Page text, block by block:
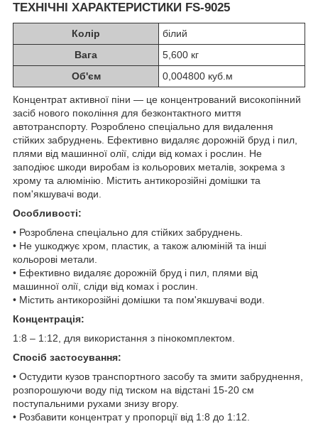
ТЕХНІЧНІ ХАРАКТЕРИСТИКИ FS-9025
Колір
білий
Вага
5,600 кг
Об'єм
0,004800 куб.м
Концентрат активної піни — це концентрований високопінний
засіб нового покоління для безконтактного миття
автотранспорту. Розроблено спеціально для видалення
стійких забруднень. Ефективно видаляє дорожній бруд і пил,
плями від машинної олії, сліди від комах і рослин. Не
заподіює шкоди виробам із кольорових металів, зокрема з
хрому та алюмінію. Містить антикорозійні домішки та
пом'якшувачі води.
Особливості:
• Розроблена спеціально для стійких забруднень.
• Не ушкоджує хром, пластик, а також алюміній та інші
кольорові метали.
• Ефективно видаляє дорожній бруд і пил, плями від
машинної олії, сліди від комах і рослин.
• Містить антикорозійні домішки та пом'якшувачі води.
Концентрація:
1:8 – 1:12, для використання з пінокомплектом.
Спосіб застосування:
• Остудити кузов транспортного засобу та змити забруднення,
розпорошуючи воду під тиском на відстані 15-20 см
поступальними рухами знизу вгору.
• Розбавити концентрат у пропорції від 1:8 до 1:12.